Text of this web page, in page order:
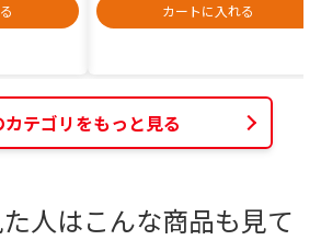
カートに入れる
カテゴリをもっと見る
人はこんな商品も見て